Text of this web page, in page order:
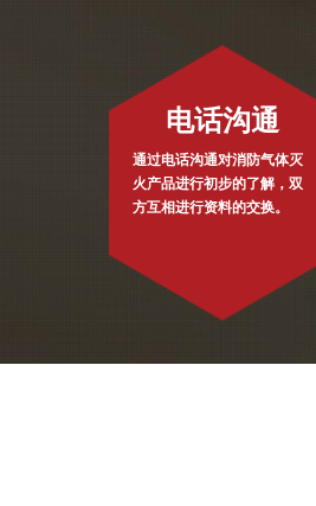
电话沟通
通过电话沟通对消防气体灭
火产品进行初步的了解，双
方互相进行资料的交换。